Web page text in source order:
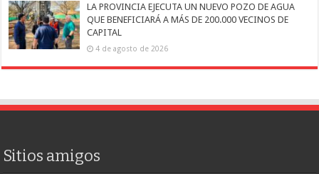
LA PROVINCIA EJECUTA UN NUEVO POZO DE AGUA
QUE BENEFICIARÁ A MÁS DE 200.000 VECINOS DE
CAPITAL
4 de agosto de 2026
Sitios amigos